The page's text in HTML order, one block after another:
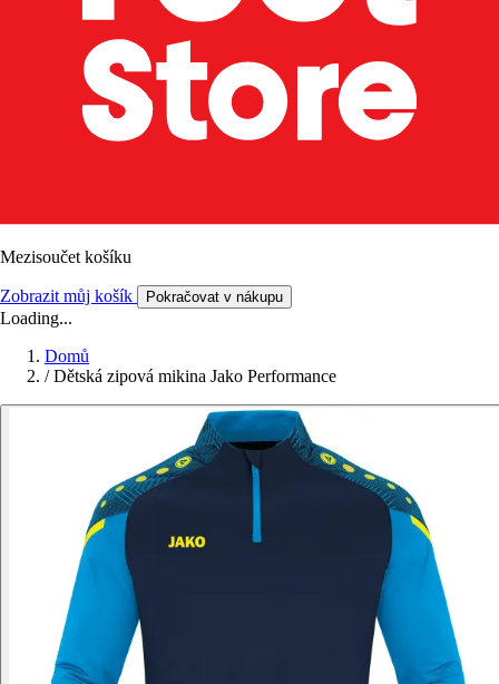
Mezisoučet košíku
Zobrazit můj košík Pokračovat v nákupu
Loading...
Domů
/ Dětská zipová mikina Jako Performance